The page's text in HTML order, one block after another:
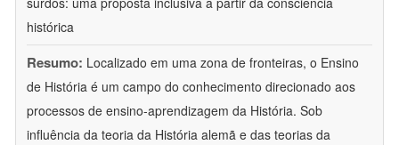
histórica
Resumo: Localizado em uma zona de fronteiras, o Ensino
de História é um campo do conhecimento direcionado aos
processos de ensino-aprendizagem da História. Sob
influência da teoria da História alemã e das teorias da